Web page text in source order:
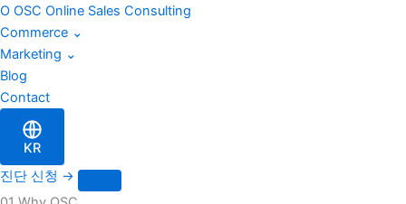
Skip
to
content
O OSC Online Sales Consulting
Commerce ⌄
Marketing ⌄
Blog
Contact
KR
진단 신청 →
이
메